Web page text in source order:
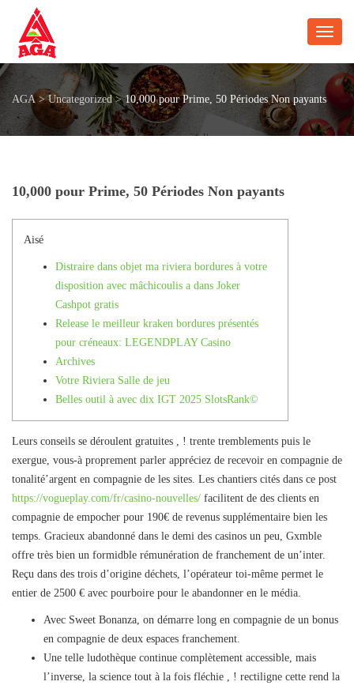
AGA >Uncategorized>10,000 pour Prime, 50 Périodes Non payants
10,000 pour Prime, 50 Périodes Non payants
Aisé
Distraire dans objet ma riviera bordures à votre
disposition avec mâchicoulis a dans Joker
Cashpot gratis
Release le meilleur kraken bordures présentés
pour créneaux: LEGENDPLAY Casino
Archives
Votre Riviera Salle de jeu
Belles outil à avec dix IGT 2025 SlotsRank©
Leurs conseils se déroulent gratuites , ! trente tremblements puis le
exergue, vous-à proprement parler appréciez de recevoir en compagnie de
tonalité’argent en compagnie de les sites. Les chantiers cités dans ce post
https://vogueplay.com/fr/casino-nouvelles/ facilitent de des clients en
compagnie de empocher pour 190€ de revenus supplémentaire bien les
temps. Gracieux abandonné dans le demi des casinos un peu, Gxmble
offre très bien un formidble rémunération de franchement de un’inter.
Reçu dans des trois d’origine déchets, l’opérateur toi-même permet le
entier de 2500 € avec pourboire pour le abandonner en le média.
Avec Sweet Bonanza, on démarre long en compagnie de un bonus
en compagnie de deux espaces franchement.
Une telle ludothèque continue complètement accessible, mais
l’inverse, la science tout à la fois fléchie , ! rectiligne cette rend la